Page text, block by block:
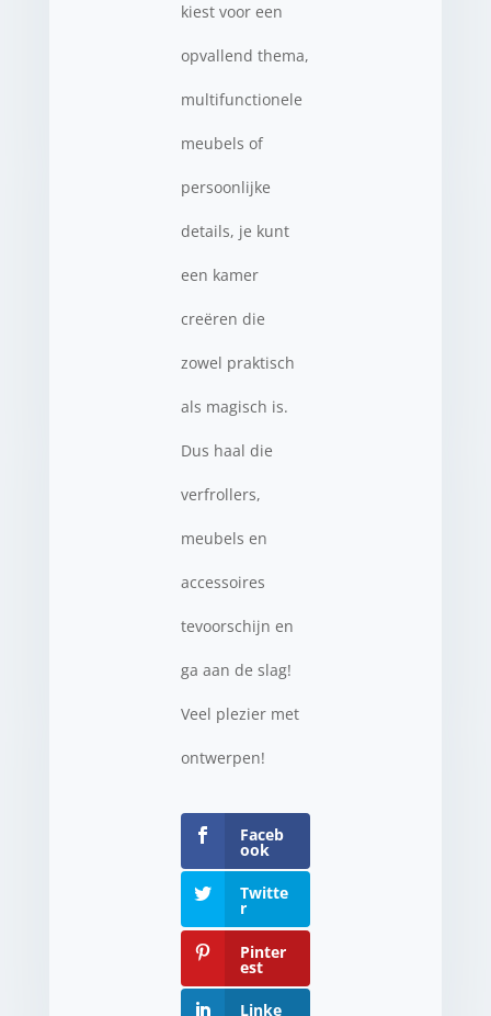
kiest voor een
opvallend thema,
multifunctionele
meubels of
persoonlijke
details, je kunt
een kamer
creëren die
zowel praktisch
als magisch is.
Dus haal die
verfrollers,
meubels en
accessoires
tevoorschijn en
ga aan de slag!
Veel plezier met
ontwerpen!
Faceb
ook
Twitte
r
Pinter
est
Linke